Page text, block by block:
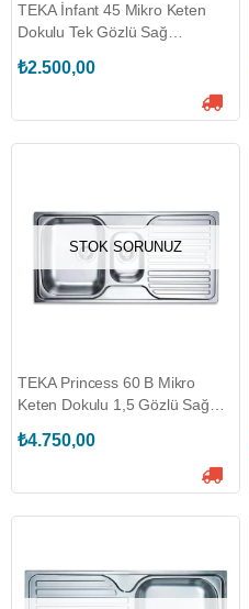
TEKA İnfant 45 Mikro Keten
Dokulu Tek Gözlü Sağ
(TEKA.40109767)
₺2.500,00
STOK SORUNUZ
TEKA Princess 60 B Mikro
Keten Dokulu 1,5 Gözlü Sağ
(TEKA.40109151)
₺4.750,00